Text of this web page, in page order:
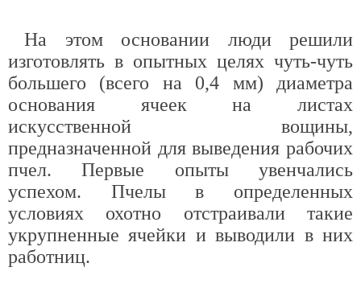
На этом основании люди решили
изготовлять в опытных целях чуть-чуть
большего (всего на 0,4 мм) диаметра
основания ячеек на листах
искусственной вощины,
предназначенной для выведения рабочих
пчел. Первые опыты увенчались
успехом. Пчелы в определенных
условиях охотно отстраивали такие
укрупненные ячейки и выводили в них
работниц.